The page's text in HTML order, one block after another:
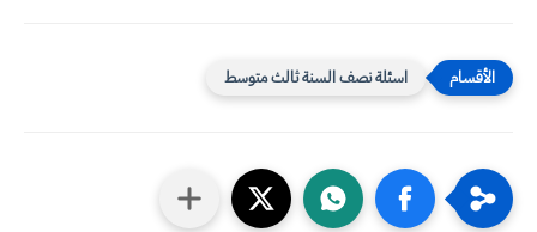
اسئلة نصف السنة ثالث متوسط